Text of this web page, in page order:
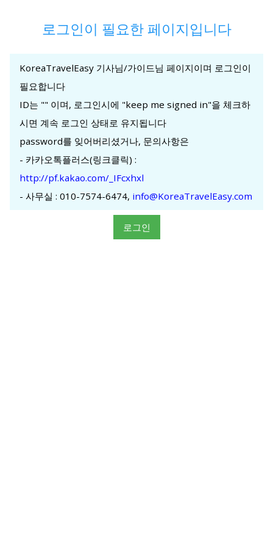
로그인이 필요한 페이지입니다
KoreaTravelEasy 기사님/가이드님 페이지이며 로그인이
필요합니다
ID는 "" 이며, 로그인시에 "keep me signed in"을 체크하
시면 계속 로그인 상태로 유지됩니다
password를 잊어버리셨거나, 문의사항은
- 카카오톡플러스(링크클릭) :
http://pf.kakao.com/_IFcxhxl
- 사무실 : 010-7574-6474, info@KoreaTravelEasy.com